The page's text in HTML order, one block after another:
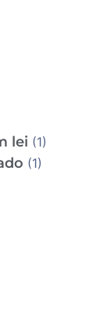
lei (1)
(1)